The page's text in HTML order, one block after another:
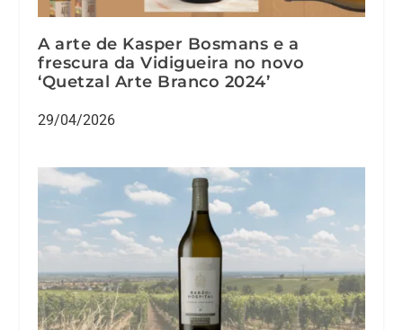
A arte de Kasper Bosmans e a
frescura da Vidigueira no novo
‘Quetzal Arte Branco 2024’
29/04/2026